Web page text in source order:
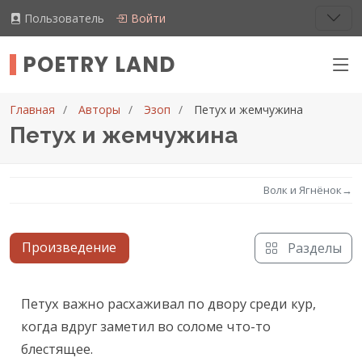
Пользователь Войти
POETRY LAND
Главная Авторы Эзоп Петух и жемчужина
Петух и жемчужина
Волк и Ягнёнок→
Произведение Разделы
Текст произведения
Петух важно расхаживал по двору среди кур,
когда вдруг заметил во соломе что-то
блестящее.